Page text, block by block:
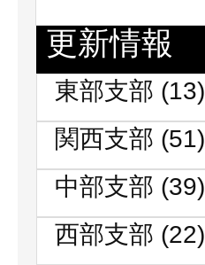
更新情報
東部支部 (13)
関西支部 (51)
中部支部 (39)
西部支部 (22)